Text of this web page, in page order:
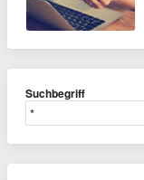
Suchbegriff